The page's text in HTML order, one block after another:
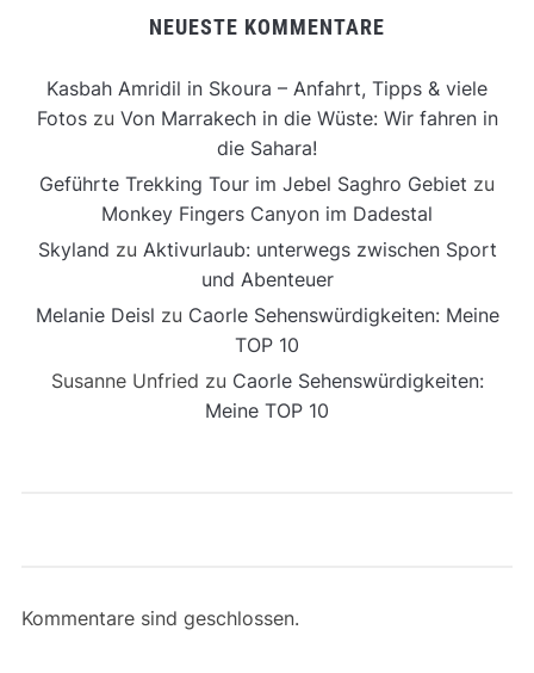
NEUESTE KOMMENTARE
Kasbah Amridil in Skoura – Anfahrt, Tipps & viele
Fotoszu Von Marrakech in die Wüste: Wir fahren in
die Sahara!
Geführte Trekking Tour im Jebel Saghro Gebiet zu
Monkey Fingers Canyon im Dadestal
Skyland zu Aktivurlaub: unterwegs zwischen Sport
und Abenteuer
Melanie Deisl zu Caorle Sehenswürdigkeiten: Meine
TOP 10
Susanne Unfried zu Caorle Sehenswürdigkeiten:
Meine TOP 10
Kommentare sind geschlossen.